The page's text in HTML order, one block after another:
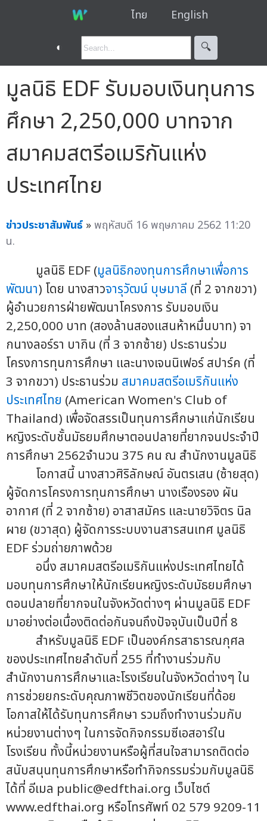
ไทย English
◐ 🔍︎
มูลนิธิ EDF รับมอบเงินทุนการ
ศึกษา 2,250,000 บาทจาก
สมาคมสตรีอเมริกันแห่ง
ประเทศไทย
ข่าวประชาสัมพันธ์ »พฤหัสบดี 16 พฤษภาคม 2562 11:20
น.
มูลนิธิ EDF (มูลนิธิกองทุนการศึกษาเพื่อการ
พัฒนา) โดย นางสาวจารุวัฒน์ บุษมาลี (ที่ 2 จากขวา)
ผู้อำนวยการฝ่ายพัฒนาโครงการ รับมอบเงิน
2,250,000 บาท (สองล้านสองแสนห้าหมื่นบาท) จา
กนางลอร์รา บากิน (ที่ 3 จากซ้าย) ประธานร่วม
โครงการทุนการศึกษา และนางเจนนิเฟอร์ สปาร์ค (ที่
3 จากขวา) ประธานร่วม สมาคมสตรีอเมริกันแห่ง
ประเทศไทย (American Women's Club of
Thailand) เพื่อจัดสรรเป็นทุนการศึกษาแก่นักเรียน
หญิงระดับชั้นมัธยมศึกษาตอนปลายที่ยากจนประจำปี
การศึกษา 2562จำนวน 375 คน ณ สำนักงานมูลนิธิ
โอกาสนี้ นางสาวศิริลักษณ์ อันตรเสน (ซ้ายสุด)
ผู้จัดการโครงการทุนการศึกษา นางเรืองรอง ผัน
อากาศ (ที่ 2 จากซ้าย) อาสาสมัคร และนายวิจิตร นิล
ผาย (ขวาสุด) ผู้จัดการระบบงานสารสนเทศ มูลนิธิ
EDF ร่วมถ่ายภาพด้วย
อนึ่ง สมาคมสตรีอเมริกันแห่งประเทศไทยได้
มอบทุนการศึกษาให้นักเรียนหญิงระดับมัธยมศึกษา
ตอนปลายที่ยากจนในจังหวัดต่างๆ ผ่านมูลนิธิ EDF
มาอย่างต่อเนื่องติดต่อกันจนถึงปัจจุบันเป็นปีที่ 8
สำหรับมูลนิธิ EDF เป็นองค์กรสาธารณกุศล
ของประเทศไทยลำดับที่ 255 ที่ทำงานร่วมกับ
สำนักงานการศึกษาและโรงเรียนในจังหวัดต่างๆ ใน
การช่วยยกระดับคุณภาพชีวิตของนักเรียนที่ด้อย
โอกาสให้ได้รับทุนการศึกษา รวมถึงทำงานร่วมกับ
หน่วยงานต่างๆ ในการจัดกิจกรรมซีเอสอาร์ใน
โรงเรียน ทั้งนี้หน่วยงานหรือผู้ที่สนใจสามารถติดต่อ
สนับสนุนทุนการศึกษาหรือทำกิจกรรมร่วมกับมูลนิธิ
ได้ที่ อีเมล public@edfthai.org เว็บไซต์
www.edfthai.org หรือโทรศัพท์ 02 579 9209-11